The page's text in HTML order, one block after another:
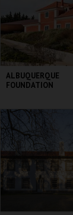
MAIS INFO
ALBUQUERQUE
FOUNDATION
ALBUQUERQUE
FOUNDATION
MAIS INFO
COMPRAR